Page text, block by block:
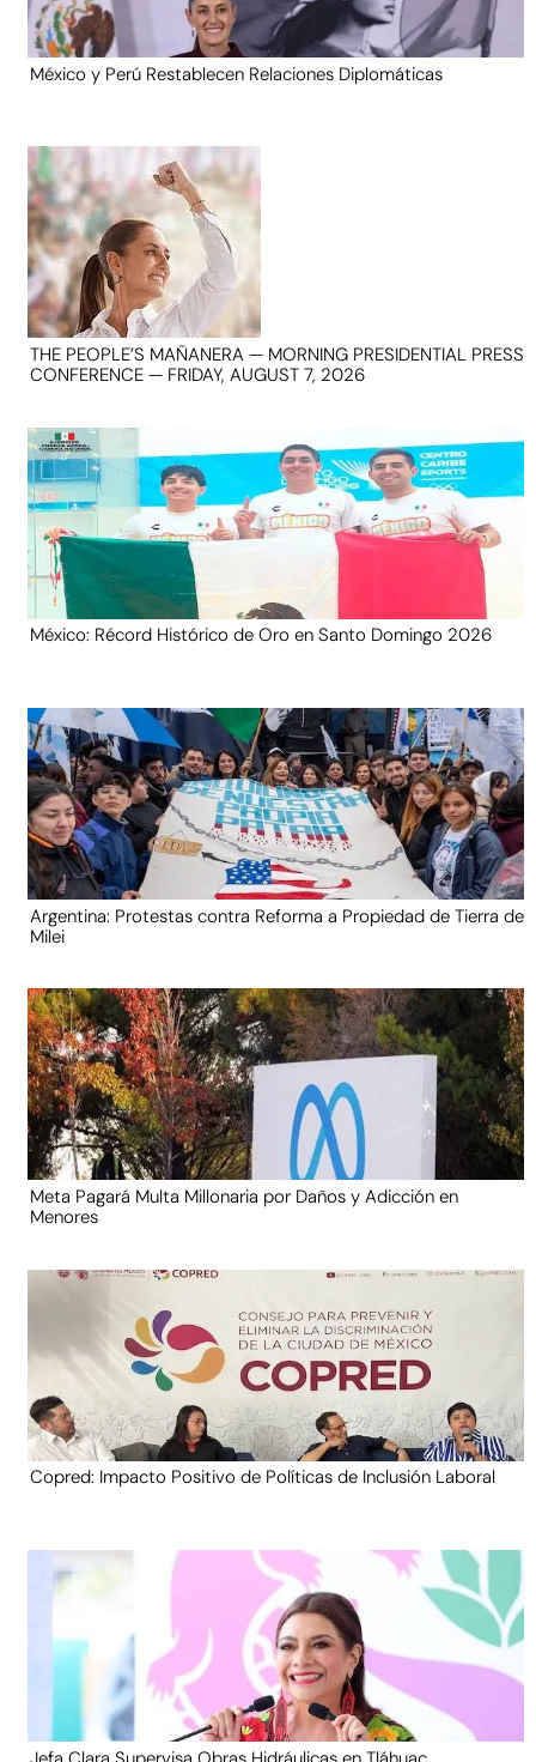
México y Perú Restablecen Relaciones Diplomáticas
THE PEOPLE’S MAÑANERA — MORNING PRESIDENTIAL PRESS
CONFERENCE — FRIDAY, AUGUST 7, 2026
México: Récord Histórico de Oro en Santo Domingo 2026
Argentina: Protestas contra Reforma a Propiedad de Tierra de
Milei
Meta Pagará Multa Millonaria por Daños y Adicción en
Menores
Copred: Impacto Positivo de Políticas de Inclusión Laboral